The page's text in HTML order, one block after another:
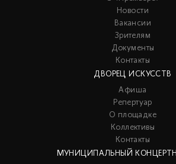
Новости
Вакансии
Зрителям
Документы
Контакты
ДВОРЕЦ ИСКУССТВ
Афиша
Репертуар
О площадке
Коллективы
Контакты
МУНИЦИПАЛЬНЫЙ